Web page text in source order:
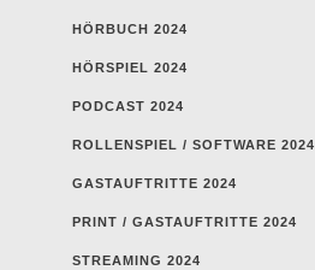
HÖRBUCH 2024
HÖRSPIEL 2024
PODCAST 2024
ROLLENSPIEL / SOFTWARE 2024
GASTAUFTRITTE 2024
PRINT / GASTAUFTRITTE 2024
STREAMING 2024